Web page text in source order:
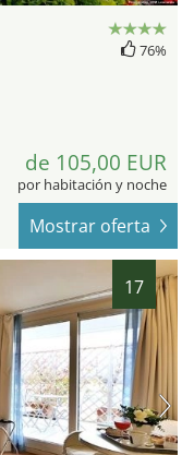
76%
de 105,00 EUR
por habitación y noche
Mostrar oferta
17